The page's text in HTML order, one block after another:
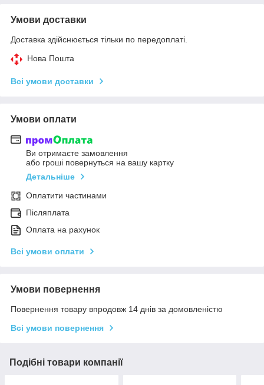
Умови доставки
Доставка здійснюється тільки по передоплаті.
Нова Пошта
Всі умови доставки
Умови оплати
Ви отримаєте замовлення
або гроші повернуться на вашу картку
Детальніше
Оплатити частинами
Післяплата
Оплата на рахунок
Всі умови оплати
Умови повернення
Повернення товару впродовж 14 днів за домовленістю
Всі умови повернення
Подібні товари компанії